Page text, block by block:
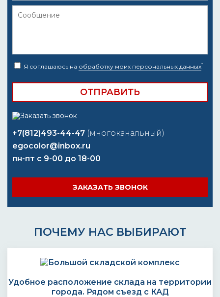
Я соглашаюсь на обработку моих персональных данных*
+7(812)493-44-47 (многоканальный)
egocolor@inbox.ru
пн-пт с 9-00 до 18-00
ЗАКАЗАТЬ ЗВОНОК
ПОЧЕМУ НАС ВЫБИРАЮТ
Удобное расположение склада на территории
города. Рядом съезд с КАД